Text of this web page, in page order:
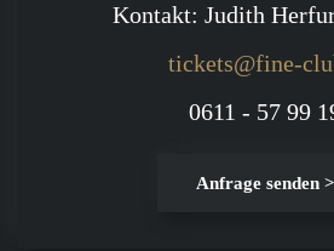
Kontakt: Judith
tickets@fine-
0611 - 57 99
Anfrage senden